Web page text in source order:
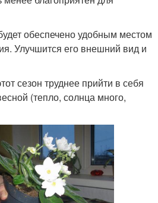
обеспечено удобным местом
Улучшится его внешний вид и
сезон труднее прийти в себя
(тепло, солнца много,